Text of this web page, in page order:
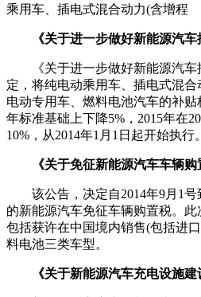
乘用车、插电式混合动力(含增程
《关于进一步做好新能源汽
《关于进一步做好新能源汽车
定，将纯电动乘用车、插电式混
电动专用车、燃料电池汽车的补贴
年标准基础上下降5%，2015年在
10%，从2014年1月1日起开始执行。
《关于免征新能源汽车车辆购
该公告，决定自2014年9月1号
的新能源汽车免征车辆购置税。
包括获许在中国境内销售(包括进
料电池三类车型。
《关于新能源汽车充电设施建